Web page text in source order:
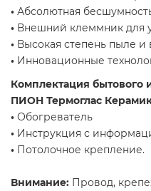
• Абсолютная
• Внешний клеммник для
• Высокая степень пыле и
• Инновационные
Комплектация бытового
ПИОН Термоглас
• Обогреватель
• Инструкция с
• Потолочное крепление.
Внимание: Провод,